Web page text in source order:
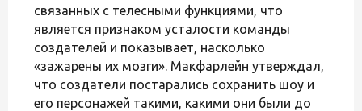
связанных с телесными функциями, что
является признаком усталости команды
создателей и показывает, насколько
«зажарены их мозги». Макфарлейн утверждал,
что создатели постарались сохранить шоу и
его персонажей такими, какими они были до